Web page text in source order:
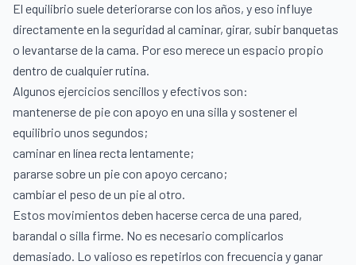
El equilibrio suele deteriorarse con los años, y eso influye
directamente en la seguridad al caminar, girar, subir banquetas
o levantarse de la cama. Por eso merece un espacio propio
dentro de cualquier rutina.
Algunos ejercicios sencillos y efectivos son:
mantenerse de pie con apoyo en una silla y sostener el
equilibrio unos segundos;
caminar en línea recta lentamente;
pararse sobre un pie con apoyo cercano;
cambiar el peso de un pie al otro.
Estos movimientos deben hacerse cerca de una pared,
barandal o silla firme. No es necesario complicarlos
demasiado. Lo valioso es repetirlos con frecuencia y ganar